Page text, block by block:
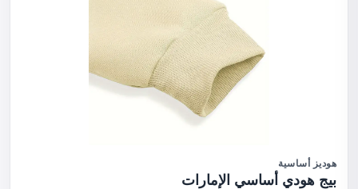
هوديز أساسية
بيج هودي أساسي الإمارات